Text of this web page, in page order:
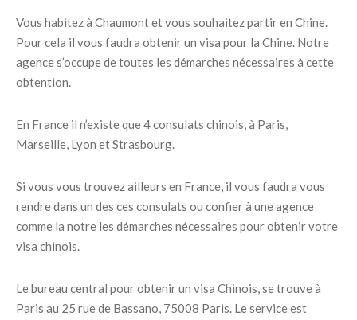
Vous habitez à Chaumont et vous souhaitez partir en Chine.
Pour cela il vous faudra obtenir un visa pour la Chine. Notre
agence s’occupe de toutes les démarches nécessaires à cette
obtention.
En France il n’existe que 4 consulats chinois, à Paris,
Marseille, Lyon et Strasbourg.
Si vous vous trouvez ailleurs en France, il vous faudra vous
rendre dans un des ces consulats ou confier à une agence
comme la notre les démarches nécessaires pour obtenir votre
visa chinois.
Le bureau central pour obtenir un visa Chinois, se trouve à
Paris au 25 rue de Bassano, 75008 Paris. Le service est